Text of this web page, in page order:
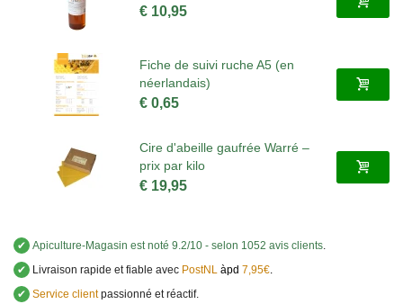
€ 10,95
Fiche de suivi ruche A5 (en
néerlandais)
€ 0,65
Cire d'abeille gaufrée Warré –
prix par kilo
€ 19,95
✔ Apiculture-Magasin est noté 9.2/10 - selon 1052 avis clients
✔
Livraison rapide et fiable avec PostNL àpd 7,95€
✔ Service clientpassionné et réactif.